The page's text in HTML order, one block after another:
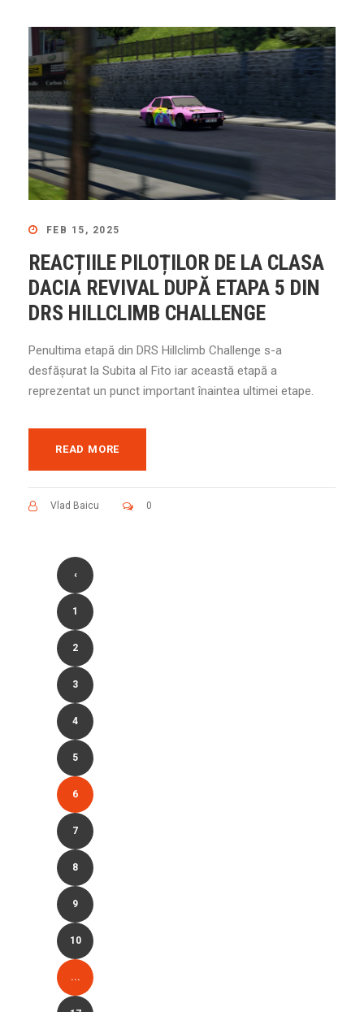
FEB 15, 2025
REACȚIILE PILOȚILOR DE LA CLASA
DACIA REVIVAL DUPĂ ETAPA 5 DIN
DRS HILLCLIMB CHALLENGE
Penultima etapă din DRS Hillclimb Challenge s-a
desfășurat la Subita al Fito iar această etapă a
reprezentat un punct important înaintea ultimei etape.
READ MORE
Vlad Baicu 0
‹
1
2
3
4
5
6
7
8
9
10
...